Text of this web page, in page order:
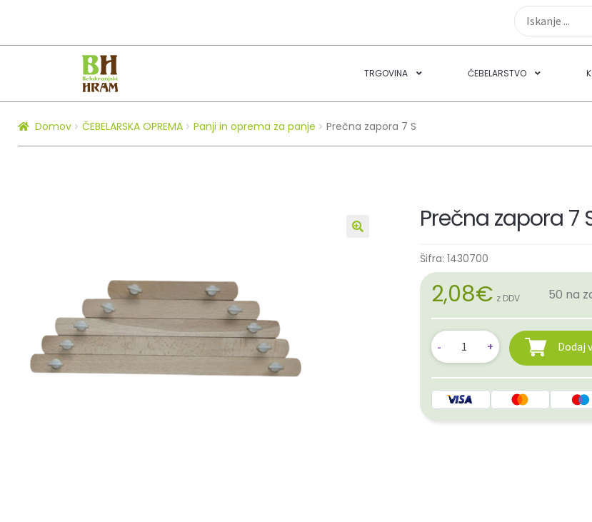
navigation
content
TRGOVINA ČEBELARSTVO
Domov ČEBELARSKA OPREMA Panji in oprema za panje Prečna zapora 7 S
Prečna zapora 7
Šifra: 1430700
2,08€ z DDV 50 na
Dodaj